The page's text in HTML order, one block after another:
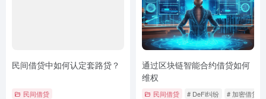
民间借贷中如何认定套路贷？
民间借贷
通过区块链智能合约借贷如何
维权
民间借贷 # DeFi纠纷 # 加密借贷